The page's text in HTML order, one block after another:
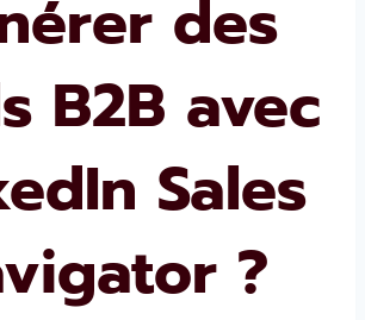
des
B2B avec
Sales
?